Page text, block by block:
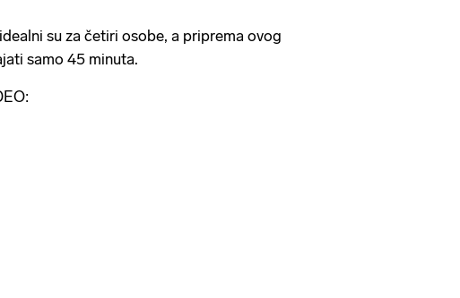
su za četiri osobe, a priprema ovog
samo 45 minuta.